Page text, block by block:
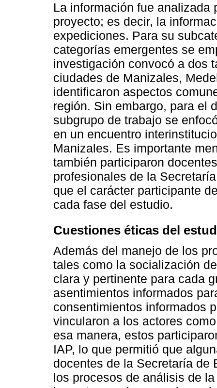
La información fue
proyecto; es decir, la
expediciones. Para su
categorías emergentes se
investigación convocó a dos
ciudades de Manizales,
identificaron aspectos
región. Sin embargo, para el
subgrupo de trabajo se
en un encuentro
Manizales. Es importante
también participaron
profesionales de la
que el carácter participante
cada fase del estudio.
Cuestiones éticas del
Además del manejo de los
tales como la socialización
clara y pertinente para cada
asentimientos informados
consentimientos informados
vincularon a los actores
esa manera, estos
IAP, lo que permitió que
docentes de la Secretaría de
los procesos de análisis de